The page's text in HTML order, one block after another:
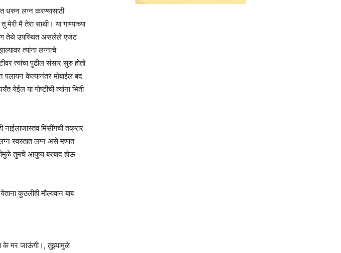
धरुन लग्न करण्यासाठी
मै तेरा साथी। या गाण्याच्या
तेथे उपस्थित असलेले एजंट
त्यांना लग्नाचे
त्यांचा पुढील संसार सुरु होतो
पलायन केल्यानंतर मोबाईल बंद
या गोष्टीची त्यांना भिती
मिसींगची तक्रार
स्वस्तात लग्न असे म्हणत
तुमचे आयुष्य बरबाद होऊ
कुठलीही मौल्यवान बाब
के मर जाऊंगी।, तुझ्यामुळे